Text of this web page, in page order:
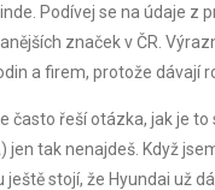
Podívej se na údaje z
značek v ČR.
a firem, protože dávají
často řeší otázka, jak je
jen tak nenajdeš. Když
ještě stojí, že Hyundai už